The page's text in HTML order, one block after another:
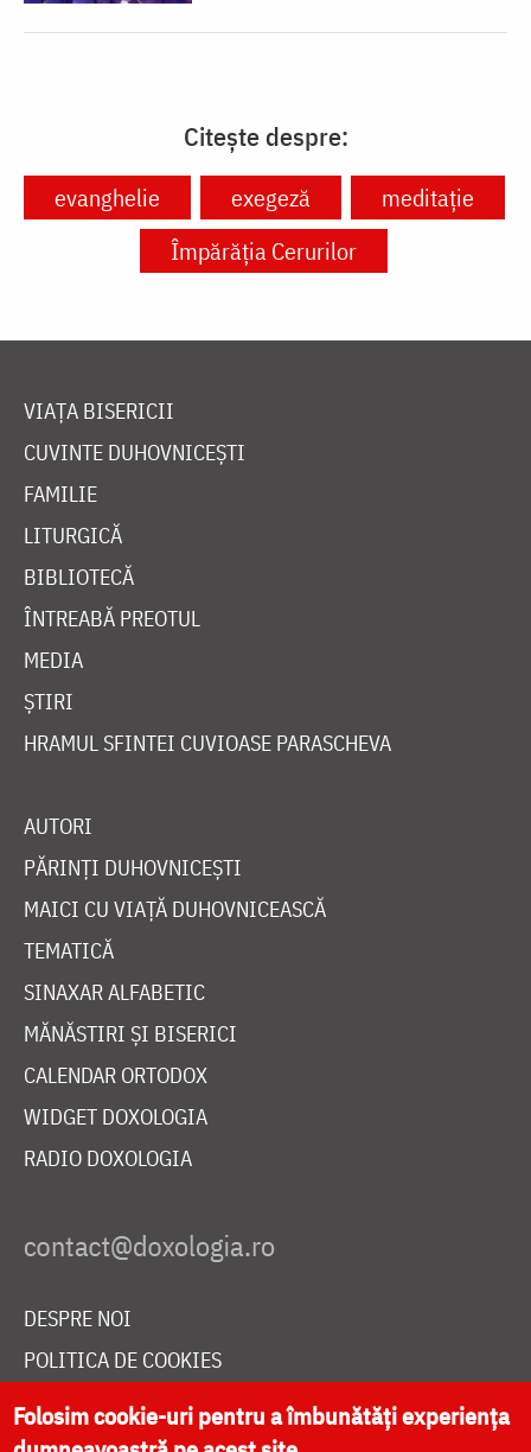
Citește despre:
evanghelie exegeză
meditație
Împărăția Cerurilor
VIAȚA BISERICII
CUVINTE DUHOVNICEȘTI
FAMILIE
LITURGICĂ
BIBLIOTECĂ
ÎNTREABĂ PREOTUL
MEDIA
ȘTIRI
HRAMUL SFINTEI CUVIOASE PARASCHEVA
AUTORI
PĂRINȚI DUHOVNICEȘTI
MAICI CU VIAȚĂ DUHOVNICEASCĂ
TEMATICĂ
SINAXAR ALFABETIC
MĂNĂSTIRI ȘI BISERICI
CALENDAR ORTODOX
WIDGET DOXOLOGIA
RADIO DOXOLOGIA
DESPRE NOI
POLITICA DE COOKIES
DONEAZĂ ONLINE PENTRU CATEDRALA NAȚIONALĂ
Folosim cookie-uri pentru a îmbunătăți experiența